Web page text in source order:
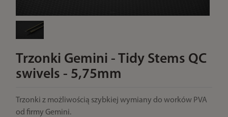
Trzonki Gemini - Tidy Stems QC
swivels - 5,75mm
Trzonki z możliwością szybkiej wymiany do worków PVA
od firmy Gemini.